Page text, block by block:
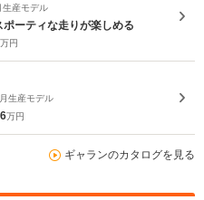
産モデル
ーティな走りが楽しめる
万円
生産モデル
万円
ギャランのカタログを見る